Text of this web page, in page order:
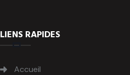
LIENS RAPIDES
Accueil